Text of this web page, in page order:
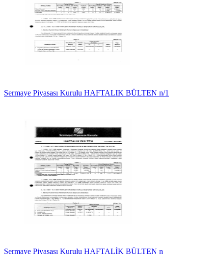
Sermaye Piyasası Kurulu HAFTALIK BÜLTEN n/1
Sermaye Piyasası Kurulu HAFTALİK BÜLTEN n